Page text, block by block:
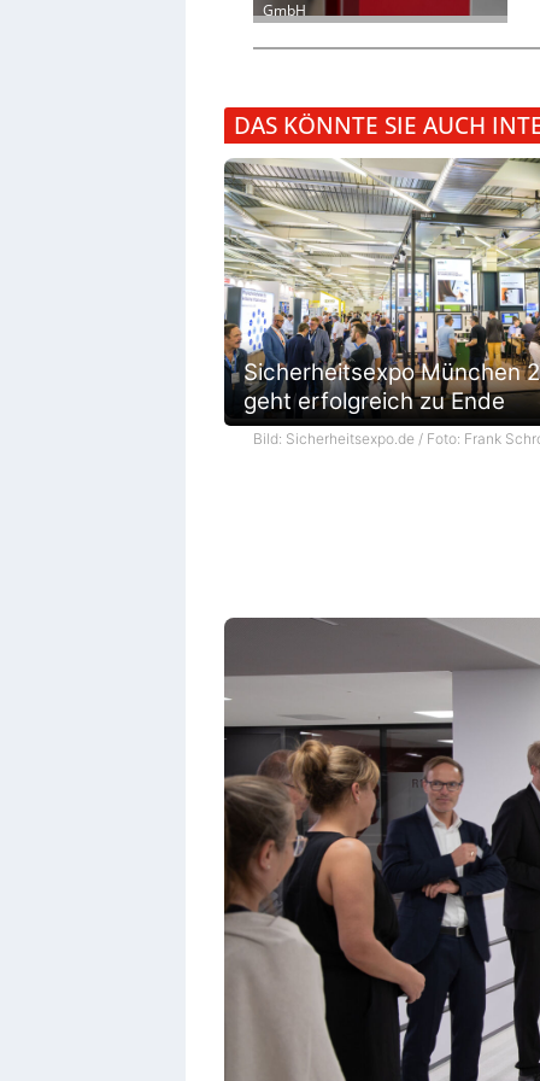
GmbH
DAS KÖNNTE SIE AUCH
Sicherheitsexpo München
geht erfolgreich zu Ende
Bild: Sicherheitsexpo.de / Foto: Frank